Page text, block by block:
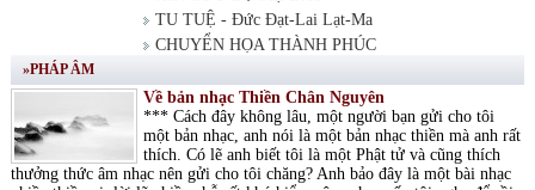
TU TUỆ - Đức Đạt-Lai Lạt-Ma
CHUYỂN HỌA THÀNH PHÚC
»PHÁP ÂM
Về bản nhạc Thiền Chân Nguyên
*** Cách đây không lâu, một người bạn gửi cho tôi
một bản nhạc, anh nói là một bản nhạc thiền mà anh rất
thích. Có lẽ anh biết tôi là một Phật tử và cũng thích
thưởng thức âm nhạc nên gửi cho tôi chăng? Anh bảo đây là một bài nhạc